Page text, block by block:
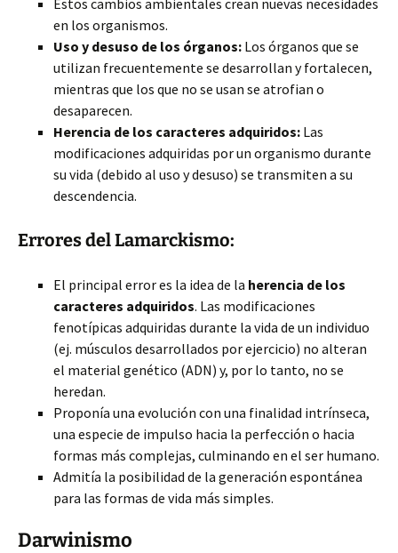
Estos cambios ambientales crean nuevas necesidades
en los organismos.
Uso y desuso de los órganos: Los órganos que se
utilizan frecuentemente se desarrollan y fortalecen,
mientras que los que no se usan se atrofian o
desaparecen.
Herencia de los caracteres adquiridos: Las
modificaciones adquiridas por un organismo durante
su vida (debido al uso y desuso) se transmiten a su
descendencia.
Errores del Lamarckismo:
El principal error es la idea de la herencia de los
caracteres adquiridos. Las modificaciones
fenotípicas adquiridas durante la vida de un individuo
(ej. músculos desarrollados por ejercicio) no alteran
el material genético (ADN) y, por lo tanto, no se
heredan.
Proponía una evolución con una finalidad intrínseca,
una especie de impulso hacia la perfección o hacia
formas más complejas, culminando en el ser humano.
Admitía la posibilidad de la generación espontánea
para las formas de vida más simples.
Darwinismo